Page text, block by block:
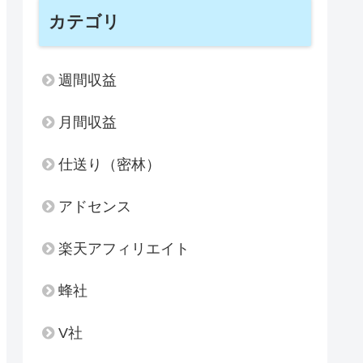
カテゴリ
週間収益
月間収益
仕送り（密林）
アドセンス
楽天アフィリエイト
蜂社
V社